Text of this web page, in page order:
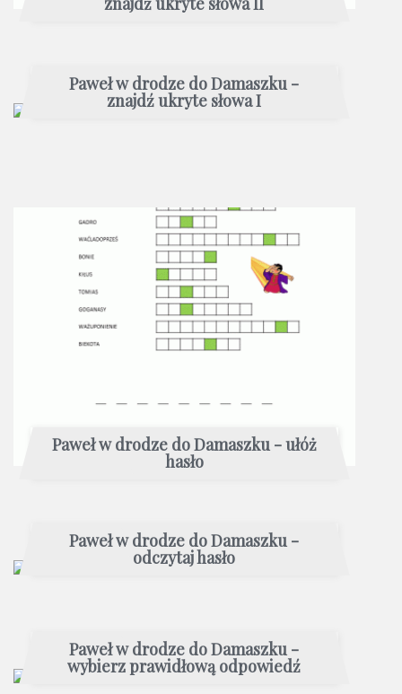
Paweł w drodze do Damaszku -
znajdź ukryte słowa I
Paweł w drodze do Damaszku - ułóż
hasło
Paweł w drodze do Damaszku -
odczytaj hasło
Paweł w drodze do Damaszku -
wybierz prawidłową odpowiedź